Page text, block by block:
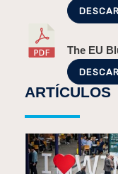
The EU
ARTÍCULOS